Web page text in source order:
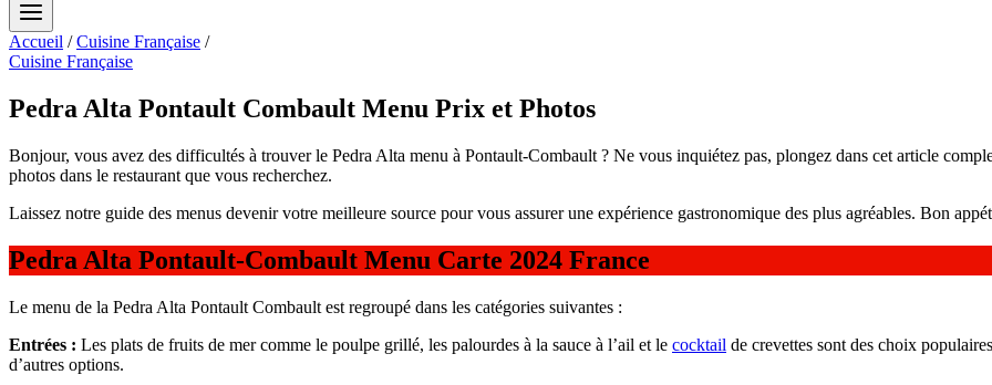
Accueil / Cuisine Française /
Cuisine Française
Pedra Alta Pontault Combault Menu Prix et Photos
Bonjour, vous avez des difficultés à trouver le Pedra Alta menu à Pontault-Combault ? Ne vous inquiétez pas, plongez dans cet article
photos dans le restaurant que vous recherchez.
Laissez notre guide des menus devenir votre meilleure source pour vous assurer une expérience gastronomique des plus agréables. Bon
Pedra Alta Pontault-Combault Menu Carte 2024 France
Le menu de la Pedra Alta Pontault Combault est regroupé dans les catégories suivantes :
Entrées : Les plats de fruits de mer comme le poulpe grillé, les palourdes à la sauce à l’ail et le cocktail de crevettes sont des choix
d’autres options.